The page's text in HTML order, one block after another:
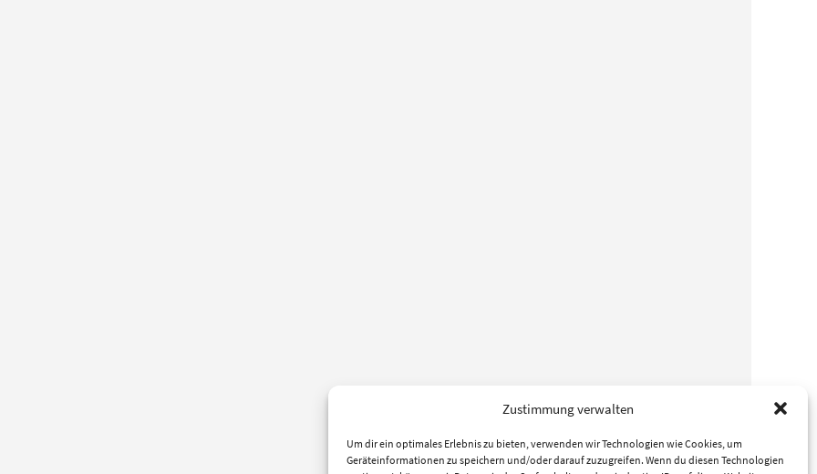
Zustimmung verwalten
Um dir ein optimales Erlebnis zu bieten, verwenden wir Technologien wie Cookies, um
Geräteinformationen zu speichern und/oder darauf zuzugreifen. Wenn du diesen Technologien